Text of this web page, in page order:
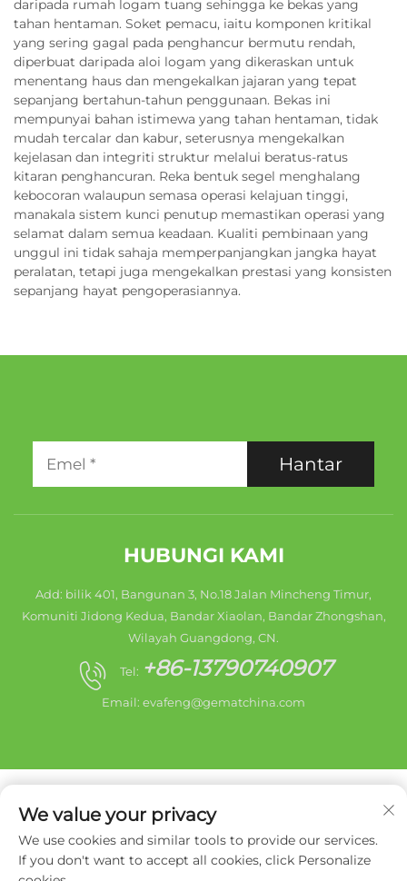
daripada rumah logam tuang sehingga ke bekas yang
tahan hentaman. Soket pemacu, iaitu komponen kritikal
yang sering gagal pada penghancur bermutu rendah,
diperbuat daripada aloi logam yang dikeraskan untuk
menentang haus dan mengekalkan jajaran yang tepat
sepanjang bertahun-tahun penggunaan. Bekas ini
mempunyai bahan istimewa yang tahan hentaman, tidak
mudah tercalar dan kabur, seterusnya mengekalkan
kejelasan dan integriti struktur melalui beratus-ratus
kitaran penghancuran. Reka bentuk segel menghalang
kebocoran walaupun semasa operasi kelajuan tinggi,
manakala sistem kunci penutup memastikan operasi yang
selamat dalam semua keadaan. Kualiti pembinaan yang
unggul ini tidak sahaja memperpanjangkan jangka hayat
peralatan, tetapi juga mengekalkan prestasi yang konsisten
sepanjang hayat pengoperasiannya.
Hantar
HUBUNGI KAMI
Add: bilik 401, Bangunan 3, No.18 Jalan Mincheng Timur,
Komuniti Jidong Kedua, Bandar Xiaolan, Bandar Zhongshan,
Wilayah Guangdong, CN.
Tel: +86-13790740907
Email: evafeng@gematchina.com
Hak Cipta © 2025 Bandar Zhongshan HaiShang
Electrical Appliances Co,. Ltd. Reservasi Hak. -
We value your privacy
We use cookies and similar tools to provide our services.
If you don't want to accept all cookies, click Personalize